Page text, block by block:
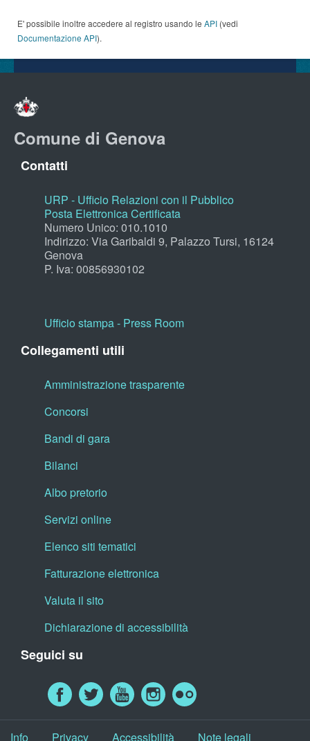
E' possibile inoltre accedere al registro usando le API (vedi
Documentazione API).
Comune di Genova
Contatti
URP - Ufficio Relazioni con il Pubblico
Posta Elettronica Certificata
Numero Unico: 010.1010
Indirizzo: Via Garibaldi 9, Palazzo Tursi, 16124
Genova
P. Iva: 00856930102
Ufficio stampa - Press Room
Collegamenti utili
Amministrazione trasparente
Concorsi
Bandi di gara
Bilanci
Albo pretorio
Servizi online
Elenco siti tematici
Fatturazione elettronica
Valuta il sito
Dichiarazione di accessibilità
Seguici su
Info Privacy Accessibilità Note legali